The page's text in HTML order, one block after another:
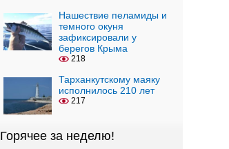
Нашествие пеламиды и
темного окуня
зафиксировали у
берегов Крыма
218
Тарханкутскому маяку
исполнилось 210 лет
217
Горячее за неделю!